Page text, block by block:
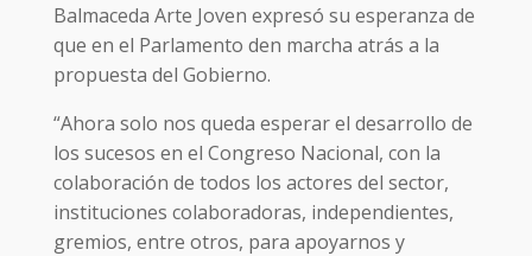
Balmaceda Arte Joven expresó su esperanza de
que en el Parlamento den marcha atrás a la
propuesta del Gobierno.
“Ahora solo nos queda esperar el desarrollo de
los sucesos en el Congreso Nacional, con la
colaboración de todos los actores del sector,
instituciones colaboradoras, independientes,
gremios, entre otros, para apoyarnos y